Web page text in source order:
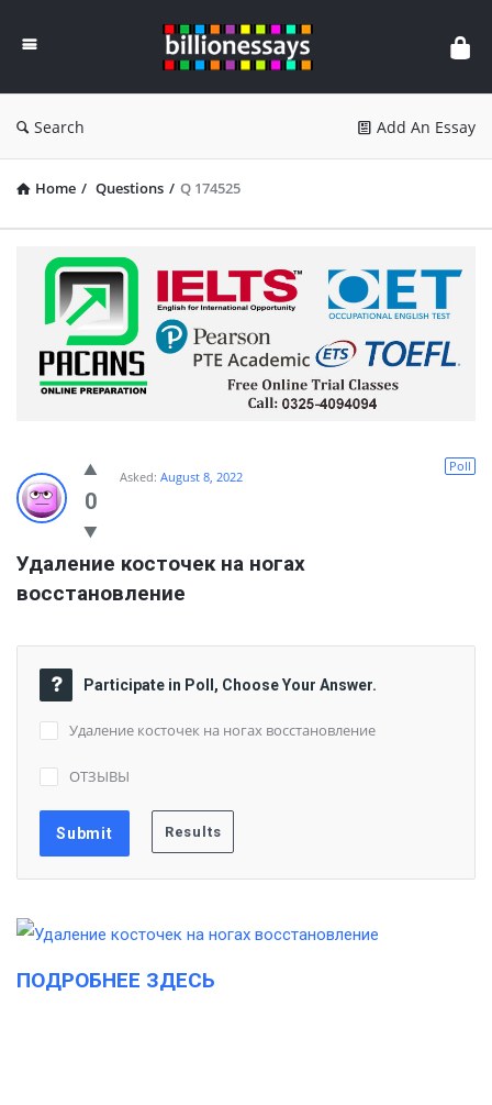
Essays
Search Add An Essay
Home / Questions / Q 174525
0
Poll
Asked: August 8, 2022
Удаление косточек на ногах
восстановление
Participate in Poll, Choose Your Answer.
Удаление косточек на ногах восстановление
ОТЗЫВЫ
ПОДРОБНЕЕ ЗДЕСЬ